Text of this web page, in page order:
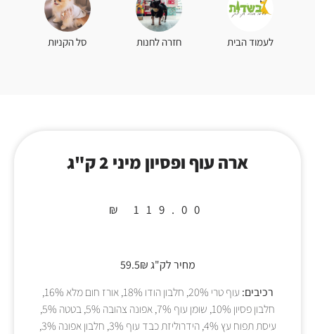
לעמוד הבית חזרה לחנות סל הקניות
ארה עוף ופסיון מיני 2 ק"ג
₪ 119.00
מחיר לק"ג 59.5₪
רכיבים:
עוף טרי 20%, חלבון הודו 18%, אורז חום מלא 16%,
חלבון פסיון 10%, שומן עוף 7%, אפונה צהובה 5%, בטטה 5%,
עיסת תפוח עץ 4%, הידרוליזת כבד עוף 3%, חלבון אפונה 3%,